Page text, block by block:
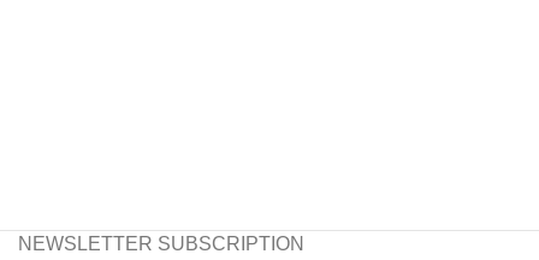
NEWSLETTER SUBSCRIPTION